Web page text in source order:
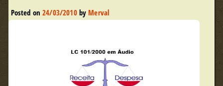
Posted on 24/03/2010 by Merval